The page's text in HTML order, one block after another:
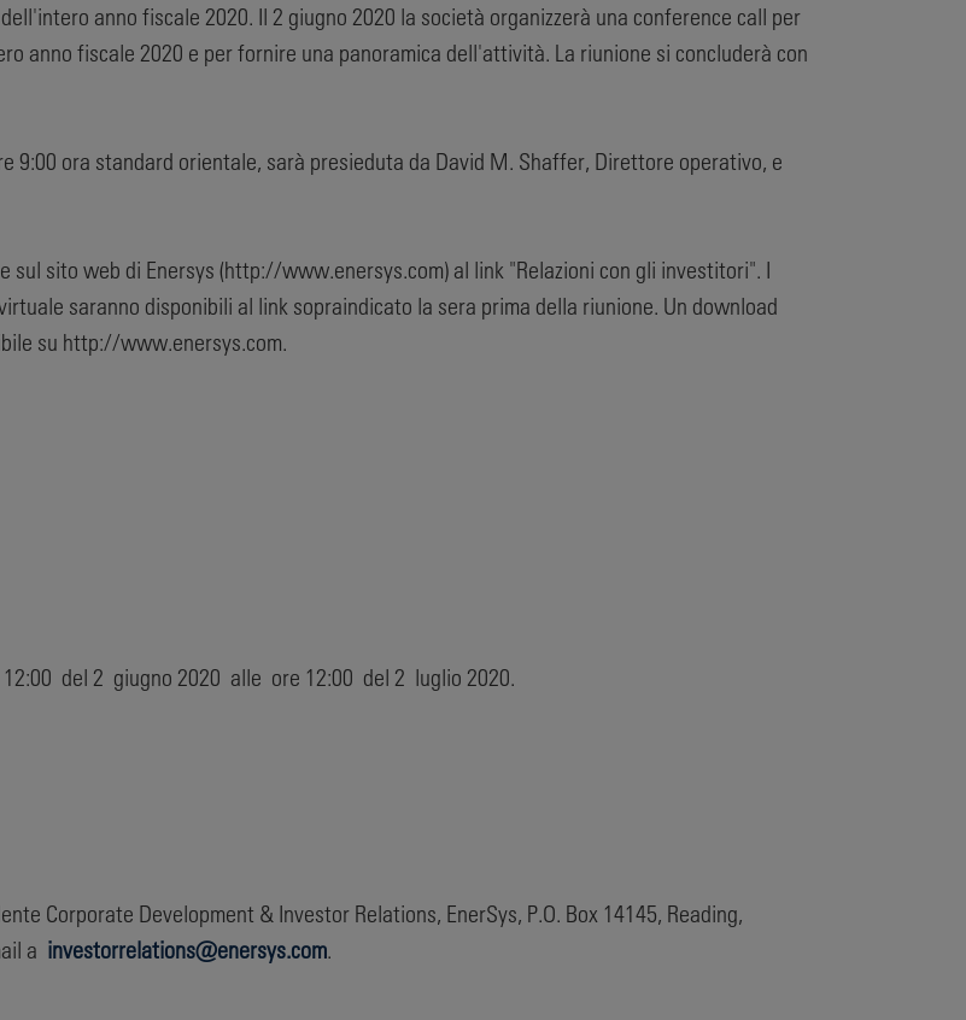
anno fiscale 2020. Il 2 giugno 2020 la società organizzerà una conference call per
anno fiscale 2020 e per fornire una panoramica dell'attività. La riunione si concluderà con
9:00 ora standard orientale, sarà presieduta da David M. Shaffer, Direttore operativo, e
sito web di Enersys (http://www.enersys.com) al link "Relazioni con gli investitori". I
saranno disponibili al link sopraindicato la sera prima della riunione. Un download
su http://www.enersys.com.
del 2 giugno 2020 alle ore 12:00 del 2 luglio 2020.
Corporate Development & Investor Relations, EnerSys, P.O. Box 14145, Reading,
a investorrelations@enersys.com.